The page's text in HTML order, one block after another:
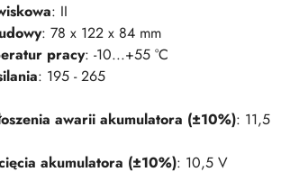
: II
: 78 x 122 x 84 mm
pracy: -10...+55 °C
: 195 - 265
awarii akumulatora (±10%): 11,5
akumulatora (±10%): 10,5 V